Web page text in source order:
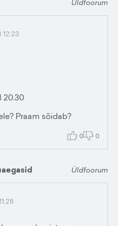
Üldfoorum
12:23
20.30
Praam sõidab?
0 0
Üldfoorum